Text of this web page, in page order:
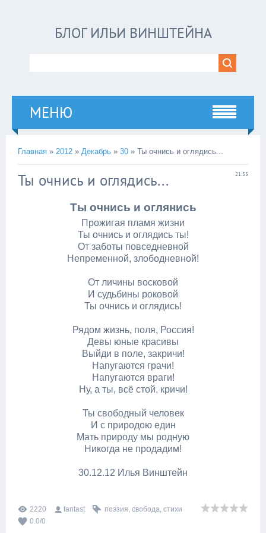
БЛОГ ИЛЬИ ВИНШТЕЙНА
МЕНЮ
Главная » 2012 » Декабрь » 30 » Ты очнись и оглядись...
21:55
Ты очнись и оглядись...
Ты очнись и оглянись
Прожигая пламя жизни
Ты очнись и оглядись ты!
От заботы повседневной
Непременной, злободневной!
От личины восковой
И судьбины роковой
Ты очнись и оглядись!
Рядом жизнь, поля, Россия!
Девы юные красивы
Выйди в поле, закричи!
Напугаются грачи!
Напугаются враги!
Ну, а ты, всё стой, кричи!
Ты свободный человек
И с природою един
Мать природу мы родную
Никогда не продадим!
30.12.12 Илья Винштейн
2220 fantast поэзия, свобода, стихи
0.0/0